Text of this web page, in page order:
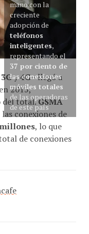
mano con la
creciente
adopción de
teléfonos
inteligentes
representando el
37 por ciento de
las conexiones
móviles totales
de las operadoras
de este país
3Gy4G– llegó a
2015,
del total.GSMA
conexiones de
, lo que
de conexiones